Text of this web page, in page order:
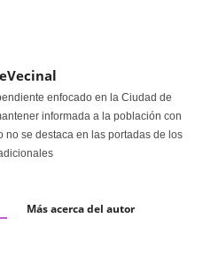
enfocado en la Ciudad de
informada a la población con
se destaca en las portadas de los
Más acerca del autor